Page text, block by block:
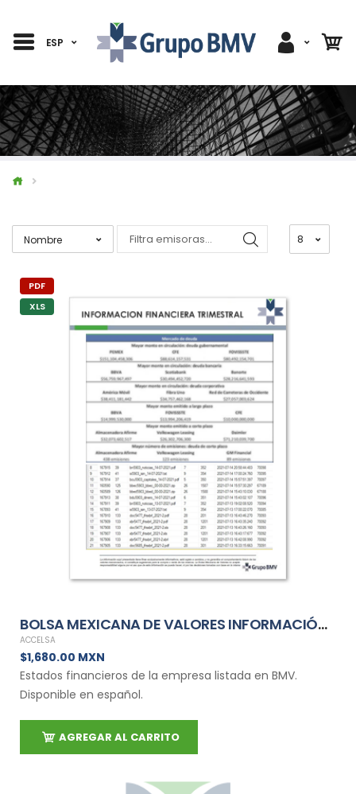
ESP
PDF
XLS
BOLSA MEXICANA DE VALORES INFORMACIÓN FINANCIERA TRIMESTRAL DE ACCELSA
ACCELSA
$1,680.00 MXN
Estados financieros de la empresa listada en BMV.
Disponible en español.
AGREGAR AL CARRITO